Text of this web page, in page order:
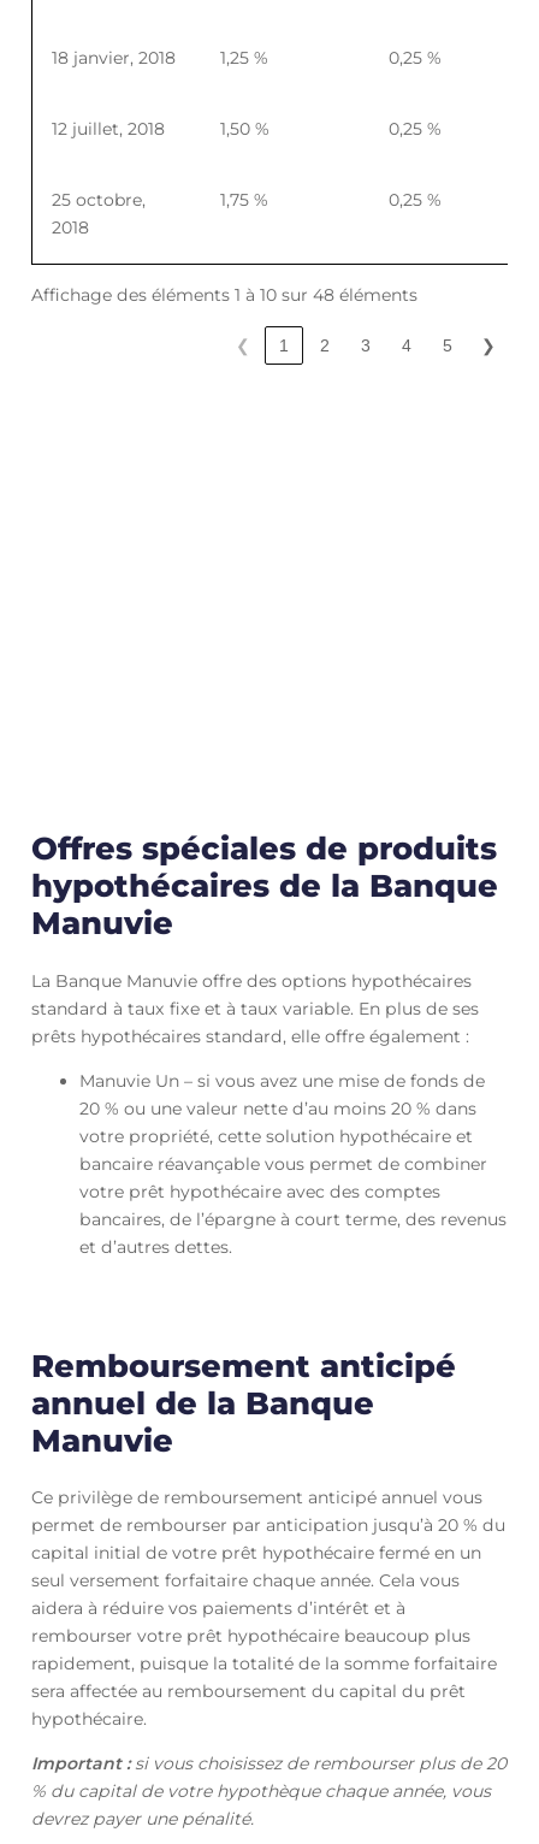
18 janvier, 2018 1,25 % 0,25 %
12 juillet, 2018 1,50 % 0,25 %
25 octobre,
2018
1,75 % 0,25 %
Affichage des éléments 1 à 10 sur 48 éléments
❮ 1 2 3 4 5 ❯
Offres spéciales de produits
hypothécaires de la Banque
Manuvie
La Banque Manuvie offre des options hypothécaires
standard à taux fixe et à taux variable. En plus de ses
prêts hypothécaires standard, elle offre également :
Manuvie Un – si vous avez une mise de fonds de
20 % ou une valeur nette d’au moins 20 % dans
votre propriété, cette solution hypothécaire et
bancaire réavançable vous permet de combiner
votre prêt hypothécaire avec des comptes
bancaires, de l’épargne à court terme, des revenus
et d’autres dettes.
Remboursement anticipé
annuel de la Banque
Manuvie
Ce privilège de remboursement anticipé annuel vous
permet de rembourser par anticipation jusqu’à 20 % du
capital initial de votre prêt hypothécaire fermé en un
seul versement forfaitaire chaque année. Cela vous
aidera à réduire vos paiements d’intérêt et à
rembourser votre prêt hypothécaire beaucoup plus
rapidement, puisque la totalité de la somme forfaitaire
sera affectée au remboursement du capital du prêt
hypothécaire.
Important :si vous choisissez de rembourser plus de 20
% du capital de votre hypothèque chaque année, vous
devrez payer une pénalité.